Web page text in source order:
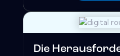
Die